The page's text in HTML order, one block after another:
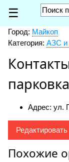
☰
Город: Майкоп
Категория: АЗС и
парковка
Адрес: ул.
Редактировать
Похожие